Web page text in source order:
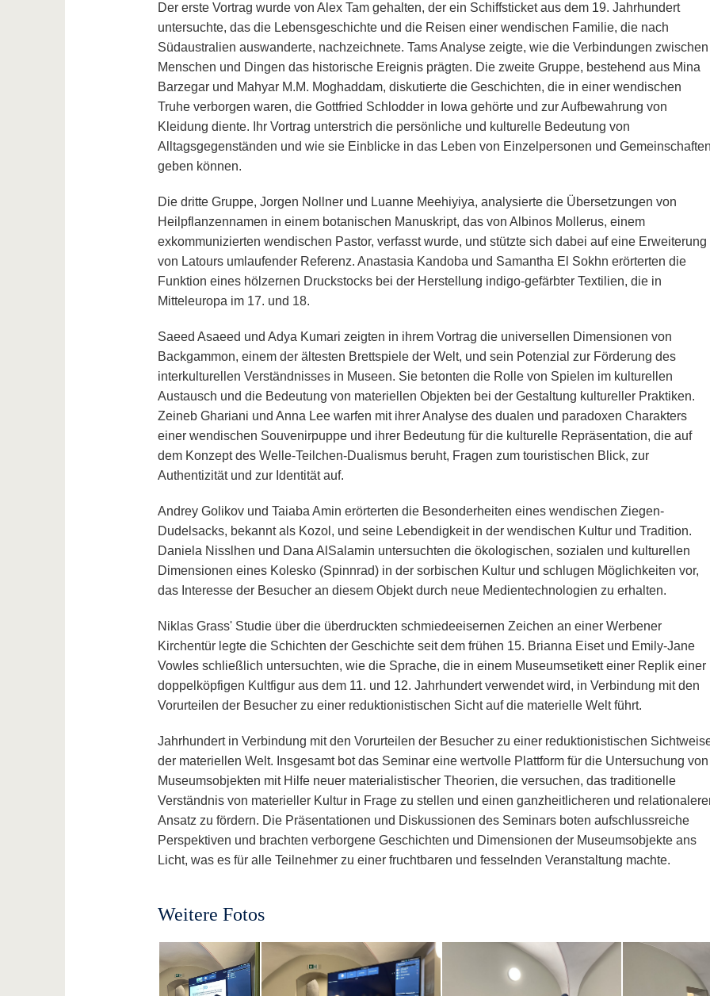
Der erste Vortrag wurde von Alex Tam gehalten, der ein Schiffsticket aus dem 19. Jahrhundert
untersuchte, das die Lebensgeschichte und die Reisen einer wendischen Familie, die nach
Südaustralien auswanderte, nachzeichnete. Tams Analyse zeigte, wie die Verbindungen zwischen
Menschen und Dingen das historische Ereignis prägten. Die zweite Gruppe, bestehend aus Mina
Barzegar und Mahyar M.M. Moghaddam, diskutierte die Geschichten, die in einer wendischen
Truhe verborgen waren, die Gottfried Schlodder in Iowa gehörte und zur Aufbewahrung von
Kleidung diente. Ihr Vortrag unterstrich die persönliche und kulturelle Bedeutung von
Alltagsgegenständen und wie sie Einblicke in das Leben von Einzelpersonen und
geben können.
Die dritte Gruppe, Jorgen Nollner und Luanne Meehiyiya, analysierte die Übersetzungen von
Heilpflanzennamen in einem botanischen Manuskript, das von Albinos Mollerus, einem
exkommunizierten wendischen Pastor, verfasst wurde, und stützte sich dabei auf eine Erweiterung
von Latours umlaufender Referenz. Anastasia Kandoba und Samantha El Sokhn erörterten die
Funktion eines hölzernen Druckstocks bei der Herstellung indigo-gefärbter Textilien, die in
Mitteleuropa im 17. und 18.
Saeed Asaeed und Adya Kumari zeigten in ihrem Vortrag die universellen Dimensionen von
Backgammon, einem der ältesten Brettspiele der Welt, und sein Potenzial zur Förderung des
interkulturellen Verständnisses in Museen. Sie betonten die Rolle von Spielen im kulturellen
Austausch und die Bedeutung von materiellen Objekten bei der Gestaltung kultureller Praktiken.
Zeineb Ghariani und Anna Lee warfen mit ihrer Analyse des dualen und paradoxen Charakters
einer wendischen Souvenirpuppe und ihrer Bedeutung für die kulturelle Repräsentation, die auf
dem Konzept des Welle-Teilchen-Dualismus beruht, Fragen zum touristischen Blick, zur
Authentizität und zur Identität auf.
Andrey Golikov und Taiaba Amin erörterten die Besonderheiten eines wendischen Ziegen-
Dudelsacks, bekannt als Kozol, und seine Lebendigkeit in der wendischen Kultur und Tradition.
Daniela Nisslhen und Dana AlSalamin untersuchten die ökologischen, sozialen und kulturellen
Dimensionen eines Kolesko (Spinnrad) in der sorbischen Kultur und schlugen Möglichkeiten vor,
das Interesse der Besucher an diesem Objekt durch neue Medientechnologien zu erhalten.
Niklas Grass' Studie über die überdruckten schmiedeeisernen Zeichen an einer Werbener
Kirchentür legte die Schichten der Geschichte seit dem frühen 15. Brianna Eiset und Emily-Jane
Vowles schließlich untersuchten, wie die Sprache, die in einem Museumsetikett einer Replik einer
doppelköpfigen Kultfigur aus dem 11. und 12. Jahrhundert verwendet wird, in Verbindung mit den
Vorurteilen der Besucher zu einer reduktionistischen Sicht auf die materielle Welt führt.
Jahrhundert in Verbindung mit den Vorurteilen der Besucher zu einer reduktionistischen
der materiellen Welt. Insgesamt bot das Seminar eine wertvolle Plattform für die Untersuchung von
Museumsobjekten mit Hilfe neuer materialistischer Theorien, die versuchen, das traditionelle
Verständnis von materieller Kultur in Frage zu stellen und einen ganzheitlicheren und
Ansatz zu fördern. Die Präsentationen und Diskussionen des Seminars boten aufschlussreiche
Perspektiven und brachten verborgene Geschichten und Dimensionen der Museumsobjekte ans
Licht, was es für alle Teilnehmer zu einer fruchtbaren und fesselnden Veranstaltung machte.
Weitere Fotos